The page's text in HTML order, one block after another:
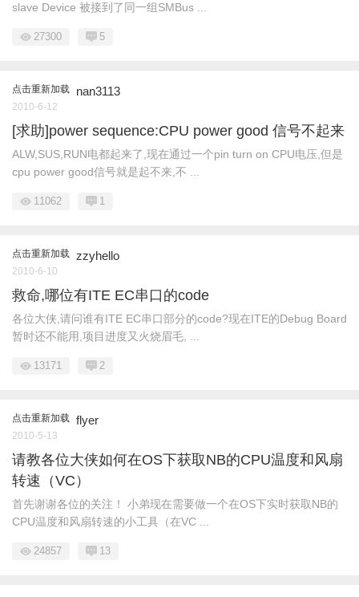
slave Device 被接到了同一组SMBus ...
27300 5
点击重新加载 nan3113
2010-6-12
[求助]power sequence:CPU power good 信号不起来
ALW,SUS,RUN电都起来了,现在通过一个pin turn on CPU电压,但是
cpu power good信号就是起不来,不 ...
11062 1
点击重新加载 zzyhello
2010-6-10
救命,哪位有ITE EC串口的code
各位大侠,请问谁有ITE EC串口部分的code?现在ITE的Debug Board
暂时还不能用,项目进度又火烧眉毛, ...
13171 2
点击重新加载 flyer
2010-5-13
请教各位大侠如何在OS下获取NB的CPU温度和风扇
转速（VC）
首先谢谢各位的关注！ 小弟现在需要做一个在OS下实时获取NB的
CPU温度和风扇转速的小工具（在VC ...
24857 13